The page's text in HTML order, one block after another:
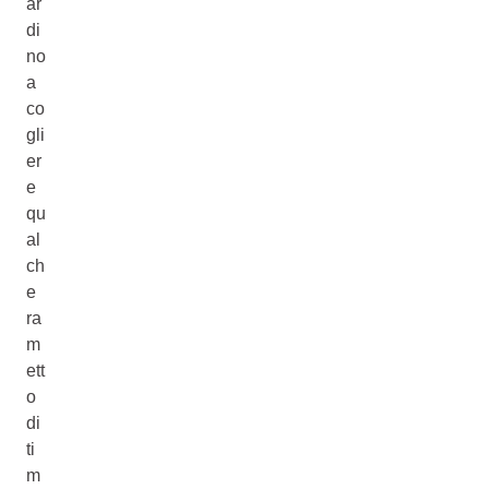
di
no
a
co
gli
er
e
qu
al
ch
e
ra
m
ett
o
di
ti
m